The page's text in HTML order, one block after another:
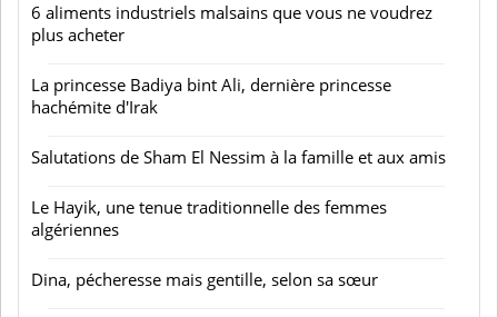
6 aliments industriels malsains que vous ne voudrez
plus acheter
La princesse Badiya bint Ali, dernière princesse
hachémite d'Irak
Salutations de Sham El Nessim à la famille et aux amis
Le Hayik, une tenue traditionnelle des femmes
algériennes
Dina, pécheresse mais gentille, selon sa sœur